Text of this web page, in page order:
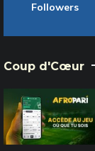
Followers
Coup d'Cœur